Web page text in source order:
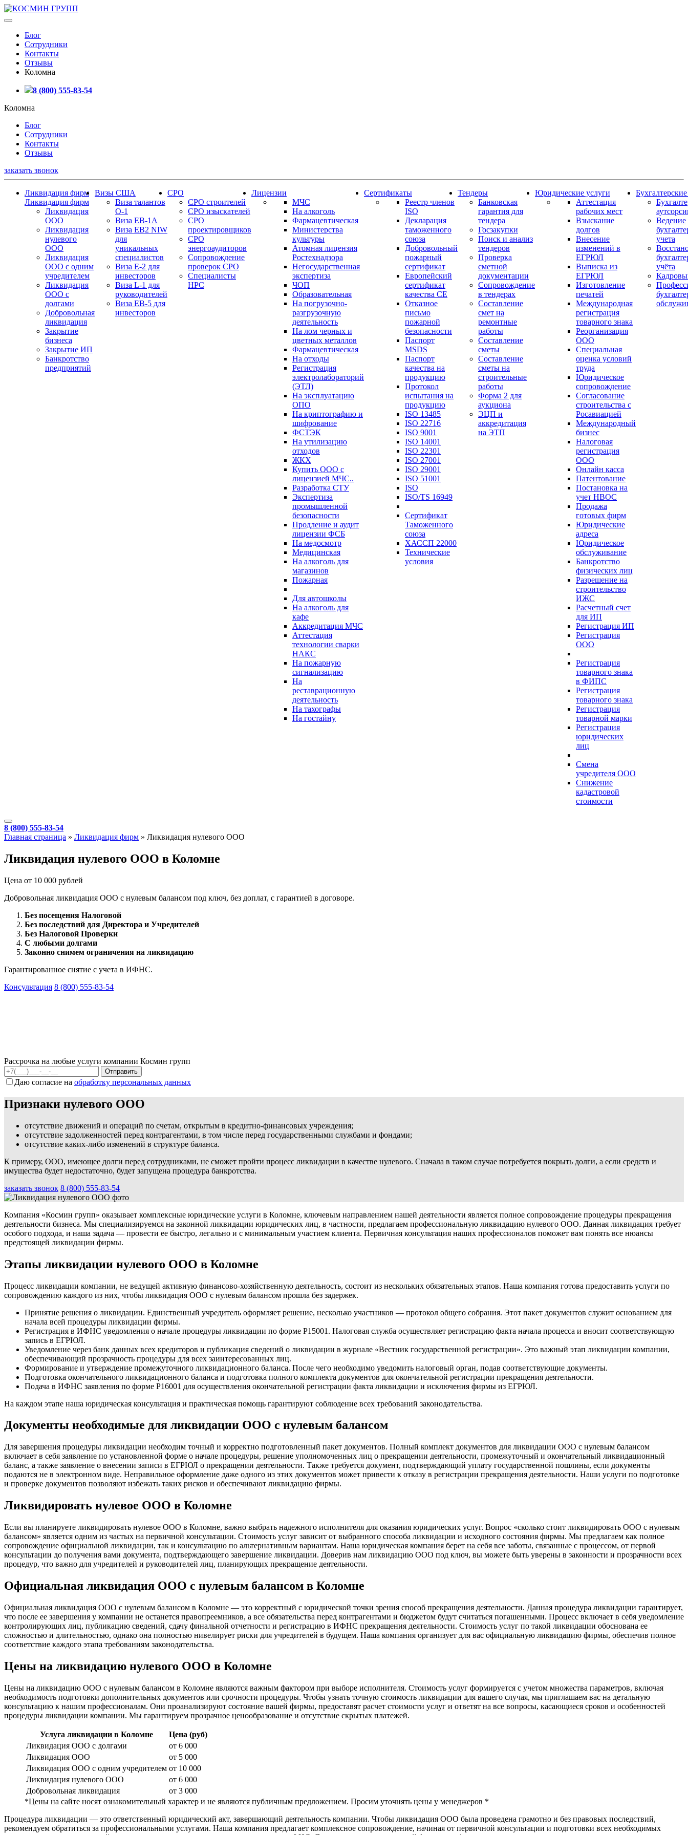
Блог
Сотрудники
Контакты
Отзывы
Коломна
8 (800) 555-83-54
Коломна
Блог
Сотрудники
Контакты
Отзывы
заказать звонок
Ликвидация фирм
Ликвидация фирм
Ликвидация
ООО
Ликвидация
нулевого
ООО
Ликвидация
ООО с одним
учредителем
Ликвидация
ООО с
долгами
Добровольная
ликвидация
Закрытие
бизнеса
Закрытие ИП
Банкротство
предприятий
Визы США
Виза талантов
О-1
Виза EB-1A
Виза EB2 NIW
для
уникальных
специалистов
Виза E-2 для
инвесторов
Виза L-1 для
руководителей
Виза EB-5 для
инвесторов
СРО
СРО строителей
СРО изыскателей
СРО
проектировщиков
СРО
энергоаудиторов
Сопровождение
проверок СРО
Специалисты
НРС
Лицензии
МЧС
На алкоголь
Фармацевтическая
Министерства
культуры
Атомная лицензия
Ростехнадзора
Негосударственная
экспертиза
ЧОП
Образовательная
На погрузочно-
разгрузочную
деятельность
На лом черных и
цветных металлов
Фармацевтическая
На отходы
Регистрация
электролабораторий
(ЭТЛ)
На эксплуатацию
ОПО
На криптографию и
шифрование
ФСТЭК
На утилизацию
отходов
ЖКХ
Купить ООО с
лицензией МЧС..
Разработка СТУ
Экспертиза
промышленной
безопасности
Продление и аудит
лицензии ФСБ
На медосмотр
Медицинская
На алкоголь для
магазинов
Пожарная
Для автошколы
На алкоголь для
кафе
Аккредитация МЧС
Аттестация
технологии сварки
НАКС
На пожарную
сигнализацию
На
реставрационную
деятельность
На тахографы
На гостайну
Сертификаты
Реестр членов
ISO
Декларация
таможенного
союза
Добровольный
пожарный
сертификат
Европейский
сертификат
качества СЕ
Отказное
письмо
пожарной
безопасности
Паспорт
МSDS
Паспорт
качества на
продукцию
Протокол
испытания на
продукцию
ISO 13485
ISO 22716
ISO 9001
ISO 14001
ISO 22301
ISO 27001
ISO 29001
ISO 51001
ISO
ISO/TS 16949
Сертификат
Таможенного
союза
ХАССП 22000
Технические
условия
Тендеры
Банковская
гарантия для
тендера
Госзакупки
Поиск и анализ
тендеров
Проверка
сметной
документации
Сопровождение
в тендерах
Составление
смет на
ремонтные
работы
Составление
сметы
Составление
сметы на
строительные
работы
Форма 2 для
аукциона
ЭЦП и
аккредитация
на ЭТП
Юридические услуги
Аттестация
рабочих мест
Взыскание
долгов
Внесение
изменений в
ЕГРЮЛ
Выписка из
ЕГРЮЛ
Изготовление
печатей
Международная
регистрация
товарного знака
Реорганизация
ООО
Специальная
оценка условий
труда
Юридическое
сопровождение
Согласование
строительства с
Росавиацией
Международный
бизнес
Налоговая
регистрация
ООО
Онлайн касса
Патентование
Постановка на
учет НВОС
Продажа
готовых фирм
Юридические
адреса
Юридическое
обслуживание
Банкротство
физических лиц
Разрешение на
строительство
ИЖС
Расчетный счет
для ИП
Регистрация ИП
Регистрация
ООО
Регистрация
товарного знака
в ФИПС
Регистрация
товарного знака
Регистрация
товарной марки
Регистрация
юридических
лиц
Смена
учредителя ООО
Снижение
кадастровой
стоимости
Ведение
учета
учёта
8 (800) 555-83-54
Главная страница » Ликвидация фирм » Ликвидация нулевого ООО
Ликвидация нулевого ООО в Коломне
Цена от 10 000 рублей
Добровольная ликвидация ООО с нулевым балансом под ключ, без доплат, с гарантией в договоре.
Без посещения Налоговой
Без последствий для Директора и Учредителей
Без Налоговой Проверки
С любыми долгами
Законно снимем ограничения на ликвидацию
Гарантированное снятие с учета в ИФНС.
Консультация 8 (800) 555-83-54
Рассрочка на любые услуги компании Космин групп
Даю согласие на обработку персональных данных
Признаки нулевого ООО
отсутствие движений и операций по счетам, открытым в кредитно-финансовых учреждения;
отсутствие задолженностей перед контрагентами, в том числе перед государственными службами и фондами;
отсутствие каких-либо изменений в структуре баланса.
К примеру, ООО, имеющее долги перед сотрудниками, не сможет пройти процесс ликвидации в качестве нулевого. Сначала в таком случае потребуется покрыть долги, а если средств и
имущества будет недостаточно, будет запущена процедура банкротства.
заказать звонок 8 (800) 555-83-54
Компания «Космин групп» оказывает комплексные юридические услуги в Коломне, ключевым направлением нашей деятельности является полное сопровождение процедуры прекращения
деятельности бизнеса. Мы специализируемся на законной ликвидации юридических лиц, в частности, предлагаем профессиональную ликвидацию нулевого ООО. Данная ликвидация требует
особого подхода, и наша задача — провести ее быстро, легально и с минимальным участием клиента. Первичная консультация наших профессионалов поможет вам понять все нюансы
предстоящей ликвидации фирмы.
Этапы ликвидации нулевого ООО в Коломне
Процесс ликвидации компании, не ведущей активную финансово-хозяйственную деятельность, состоит из нескольких обязательных этапов. Наша компания готова предоставить услуги по
сопровождению каждого из них, чтобы ликвидация ООО с нулевым балансом прошла без задержек.
Принятие решения о ликвидации. Единственный учредитель оформляет решение, несколько участников — протокол общего собрания. Этот пакет документов служит основанием для
начала всей процедуры ликвидации фирмы.
Регистрация в ИФНС уведомления о начале процедуры ликвидации по форме Р15001. Налоговая служба осуществляет регистрацию факта начала процесса и вносит соответствующую
запись в ЕГРЮЛ.
Уведомление через банк данных всех кредиторов и публикация сведений о ликвидации в журнале «Вестник государственной регистрации». Это важный этап ликвидации компании,
обеспечивающий прозрачность процедуры для всех заинтересованных лиц.
Формирование и утверждение промежуточного ликвидационного баланса. После чего необходимо уведомить налоговый орган, подав соответствующие документы.
Подготовка окончательного ликвидационного баланса и подготовка полного комплекта документов для окончательной регистрации прекращения деятельности.
Подача в ИФНС заявления по форме Р16001 для осуществления окончательной регистрации факта ликвидации и исключения фирмы из ЕГРЮЛ.
На каждом этапе наша юридическая консультация и практическая помощь гарантируют соблюдение всех требований законодательства.
Документы необходимые для ликвидации ООО с нулевым балансом
Для завершения процедуры ликвидации необходим точный и корректно подготовленный пакет документов. Полный комплект документов для ликвидации ООО с нулевым балансом
включает в себя заявление по установленной форме о начале процедуры, решение уполномоченных лиц о прекращении деятельности, промежуточный и окончательный ликвидационный
баланс, а также заявление о внесении записи в ЕГРЮЛ о прекращении деятельности. Также требуется документ, подтверждающий уплату государственной пошлины, если документы
подаются не в электронном виде. Неправильное оформление даже одного из этих документов может привести к отказу в регистрации прекращения деятельности. Наши услуги по подготовке
и проверке документов позволяют избежать таких рисков и обеспечивают ликвидацию фирмы.
Ликвидировать нулевое ООО в Коломне
Если вы планируете ликвидировать нулевое ООО в Коломне, важно выбрать надежного исполнителя для оказания юридических услуг. Вопрос «сколько стоит ликвидировать ООО с нулевым
балансом» является одним из частых на первичной консультации. Стоимость услуг зависит от выбранного способа ликвидации и исходного состояния фирмы. Мы предлагаем как полное
сопровождение официальной ликвидации, так и консультацию по альтернативным вариантам. Наша юридическая компания берет на себя все заботы, связанные с процессом, от первой
консультации до получения вами документа, подтверждающего завершение ликвидации. Доверив нам ликвидацию ООО под ключ, вы можете быть уверены в законности и прозрачности всех
процедур, что важно для учредителей и руководителей лиц, планирующих прекращение деятельности.
Официальная ликвидация ООО с нулевым балансом в Коломне
Официальная ликвидация ООО с нулевым балансом в Коломне — это корректный с юридической точки зрения способ прекращения деятельности. Данная процедура ликвидации гарантирует,
что после ее завершения у компании не останется правопреемников, а все обязательства перед контрагентами и бюджетом будут считаться погашенными. Процесс включает в себя уведомление
контролирующих лиц, публикацию сведений, сдачу финальной отчетности и регистрацию в ИФНС прекращения деятельности. Стоимость услуг по такой ликвидации обоснована ее
сложностью и длительностью, однако она полностью нивелирует риски для учредителей в будущем. Наша компания организует для вас официальную ликвидацию фирмы, обеспечив полное
соответствие каждого этапа требованиям законодательства.
Цены на ликвидацию нулевого ООО в Коломне
Цены на ликвидацию ООО с нулевым балансом в Коломне являются важным фактором при выборе исполнителя. Стоимость услуг формируется с учетом множества параметров, включая
необходимость подготовки дополнительных документов или срочности процедуры. Чтобы узнать точную стоимость ликвидации для вашего случая, мы приглашаем вас на детальную
консультацию к нашим профессионалам. Они проанализируют состояние вашей фирмы, предоставят расчет стоимости услуг и ответят на все вопросы, касающиеся сроков и особенностей
процедуры ликвидации компании. Мы гарантируем прозрачное ценообразование и отсутствие скрытых платежей.
Услуга ликвидации в Коломне
Цена (руб)
Ликвидация ООО с долгами
от 6 000
Ликвидация ООО
от 5 000
Ликвидация ООО с одним учредителем от 10 000
Ликвидация нулевого ООО
от 6 000
Добровольная ликвидация
от 3 000
*Цены на сайте носят ознакомительный характер и не являются публичным предложением. Просим уточнять цены у менеджеров *
Процедура ликвидации — это ответственный юридический акт, завершающий деятельность компании. Чтобы ликвидация ООО была проведена грамотно и без правовых последствий,
рекомендуем обратиться за профессиональными услугами. Наша компания предлагает комплексное сопровождение, начиная от первичной консультации и подготовки всех необходимых